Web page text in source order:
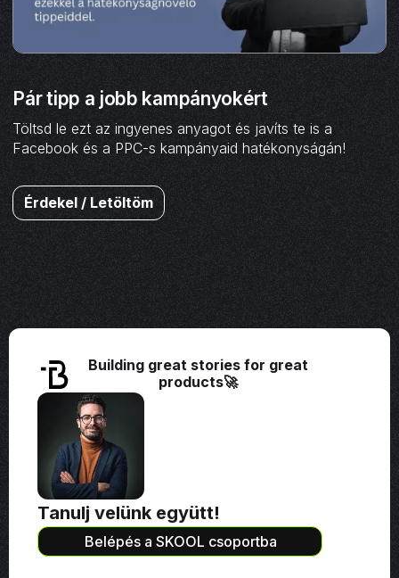
Pár tipp a jobb kampányokért
Töltsd le ezt az ingyenes anyagot és javíts te is a
Facebook és a PPC-s kampányaid hatékonyságán!
Érdekel / Letöltöm
Building great stories for great
products🚀
Tanulj velünk együtt!
Belépés a SKOOL csoportba